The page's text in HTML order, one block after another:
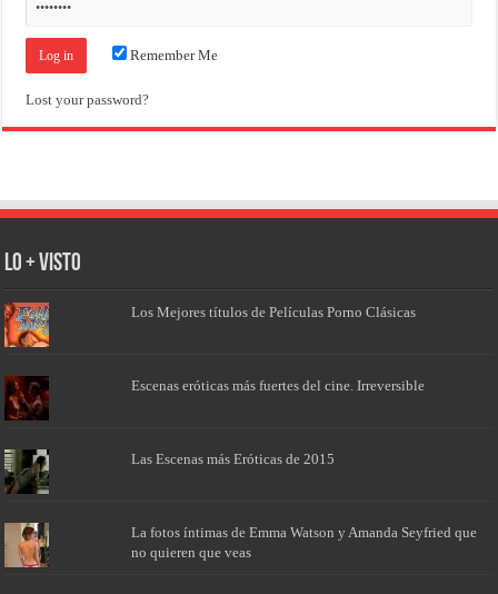
Remember Me
Lost your password?
Lo + Visto
Los Mejores títulos de Películas Porno Clásicas
Escenas eróticas más fuertes del cine. Irreversible
Las Escenas más Eróticas de 2015
La fotos íntimas de Emma Watson y Amanda Seyfried que
no quieren que veas